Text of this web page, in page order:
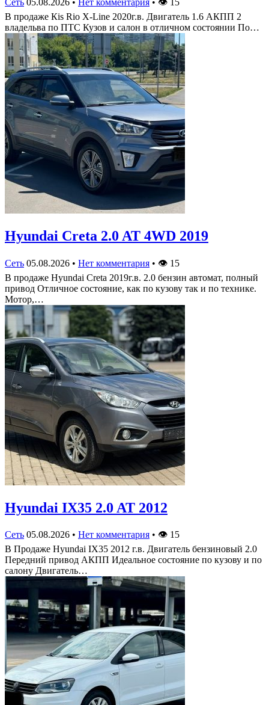
В продаже Кis Rio X-Line 2020г.в. Двигатель 1.6 АКПП 2
владельва по ПТС Кузов и салон в отличном состоянии По…
Hyundai Creta 2.0 AT 4WD 2019
Сеть 05.08.2026 • Нет комментария • 👁 15
В продаже Hyundai Creta 2019г.в. 2.0 бензин автомат, полный
привод Отличное состояние, как по кузову так и по технике.
Мотор,…
Hyundai IX35 2.0 AT 2012
Сеть 05.08.2026 • Нет комментария • 👁 15
В Продаже Hyundai IX35 2012 г.в. Двигатель бензиновый 2.0
Передний привод АКПП Идеальное состояние по кузову и по
салону Двигатель…